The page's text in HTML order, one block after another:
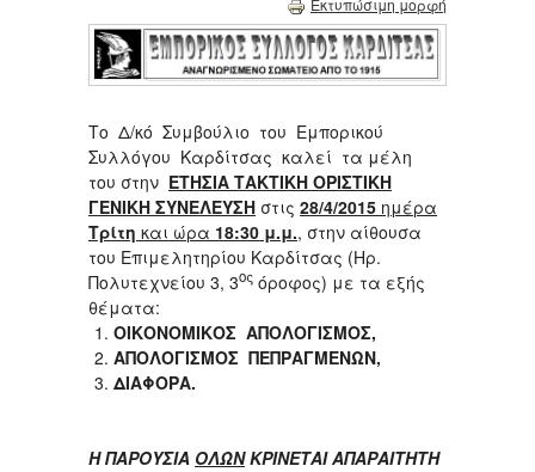
Εκτυπώσιμη μορφή
Το Δ/κό Συμβούλιο του Εμπορικού
Συλλόγου Καρδίτσας καλεί τα μέλη
του στην ΕΤΗΣΙΑ ΤΑΚΤΙΚΗ ΟΡΙΣΤΙΚΗ
ΓΕΝΙΚΗ ΣΥΝΕΛΕΥΣΗ στις 28/4/2015 ημέρα
Τρίτη και ώρα 18:30 μ.μ., στην αίθουσα
του Επιμελητηρίου Καρδίτσας (Ηρ.
Πολυτεχνείου 3, 3ος όροφος) με τα εξής
θέματα:
ΟΙΚΟΝΟΜΙΚΟΣ ΑΠΟΛΟΓΙΣΜΟΣ,
ΑΠΟΛΟΓΙΣΜΟΣ ΠΕΠΡΑΓΜΕΝΩΝ,
ΔΙΑΦΟΡΑ.
Η ΠΑΡΟΥΣΙΑ ΟΛΩΝ ΚΡΙΝΕΤΑΙ ΑΠΑΡΑΙΤΗΤΗ